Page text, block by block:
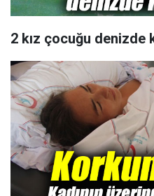
2 kız çocuğu denizde